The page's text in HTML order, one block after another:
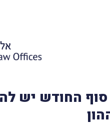
– עד סוף